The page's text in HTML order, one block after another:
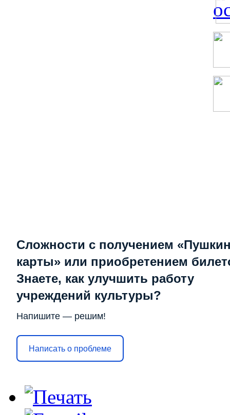
Сложности с получением
карты» или приобретением
Знаете, как улучшить работу
учреждений культуры?
Напишите — решим!
Написать о проблеме